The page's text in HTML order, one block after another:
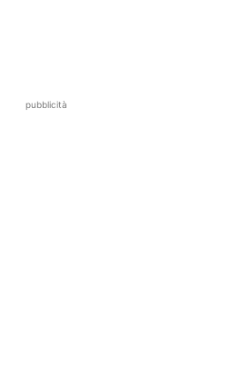
pubblicità